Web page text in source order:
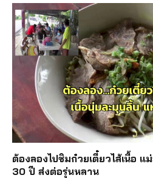
ต้องลองไปชิมก๋วยเตี๋ยวไส้เนื้อ
30 ปี ส่งต่อรุ่นหลาน